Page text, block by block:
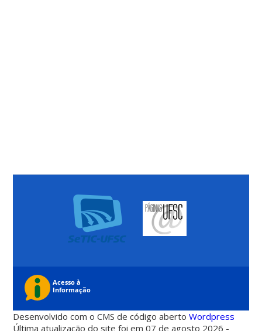
Desenvolvido com o CMS de código abertoWordpress
Última atualização do site foi em 07 de agosto 2026 -